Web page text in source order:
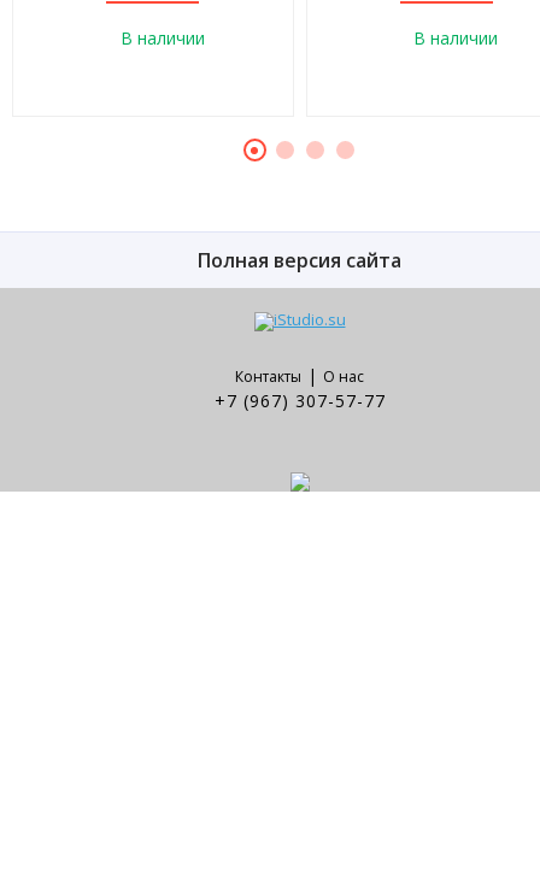
В наличии В наличии
Полная версия сайта
Контакты | О нас
+7 (967) 307-57-77